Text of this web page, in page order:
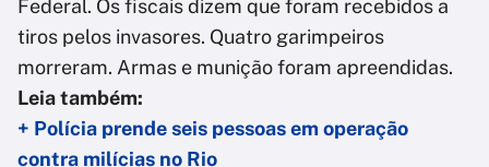
Federal. Os fiscais dizem que foram recebidos a
tiros pelos invasores. Quatro garimpeiros
morreram. Armas e munição foram apreendidas.
Leia também:
+ Polícia prende seis pessoas em operação
contra milícias no Rio